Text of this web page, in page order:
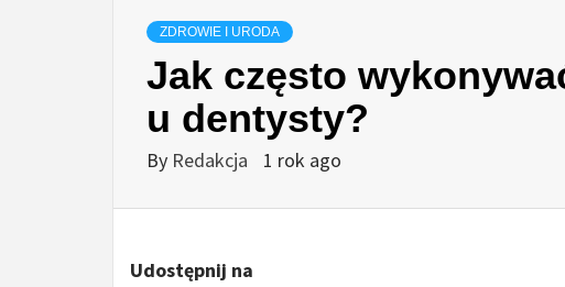
ZDROWIE I URODA
Jak często
u dentysty?
By Redakcja 1 rok ago
Udostępnij na